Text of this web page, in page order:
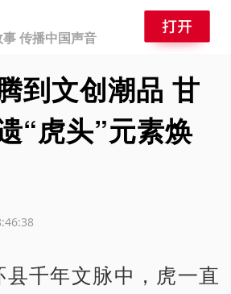
传播中国声音
到文创潮品 甘
“虎头”元素焕
县千年文脉中，虎一直